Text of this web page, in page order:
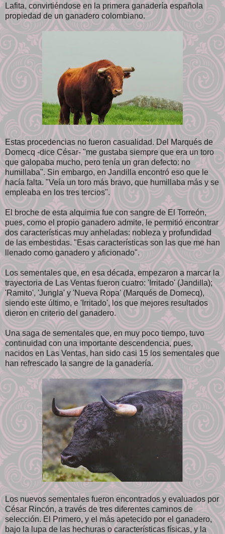
Lafita, convirtiéndose en la primera ganadería española
propiedad de un ganadero colombiano.
Estas procedencias no fueron casualidad. Del Marqués de
Domecq -dice César- "me gustaba siempre que era un toro
que galopaba mucho, pero tenía un gran defecto: no
humillaba". Sin embargo, en Jandilla encontró eso que le
hacía falta. "Veía un toro más bravo, que humillaba más y se
empleaba en los tres tercios".
El broche de esta alquimia fue con sangre de El Torreón,
pues, como el propio ganadero admite, le permitió encontrar
dos características muy anheladas: nobleza y profundidad
de las embestidas. "Esas características son las que me han
llenado como ganadero y aficionado".
Los sementales que, en esa década, empezaron a marcar la
trayectoria de Las Ventas fueron cuatro: 'Irritado' (Jandilla);
'Ramito', 'Jungla' y 'Nueva Ropa' (Marqués de Domecq),
siendo este último, e 'Irritado', los que mejores resultados
dieron en criterio del ganadero.
Una saga de sementales que, en muy poco tiempo, tuvo
continuidad con una importante descendencia, pues,
nacidos en Las Ventas, han sido casi 15 los sementales que
han refrescado la sangre de la ganadería.
Los nuevos sementales fueron encontrados y evaluados por
César Rincón, a través de tres diferentes caminos de
selección. El Primero, y el más apetecido por el ganadero,
bajo la lupa de las hechuras o características físicas, y la